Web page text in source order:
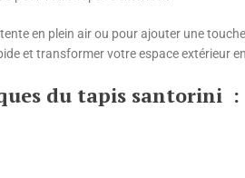
en plein air ou pour ajouter une
et transformer votre espace extérieur
du tapis santorini :